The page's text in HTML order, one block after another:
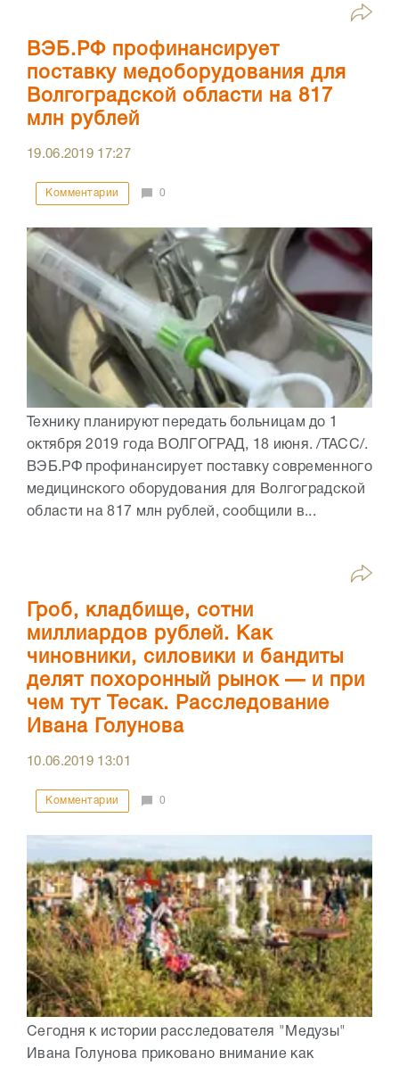
ВЭБ.РФ профинансирует
поставку медоборудования для
Волгоградской области на 817
млн рублей
19.06.2019 17:27
Комментарии 0
Технику планируют передать больницам до 1
октября 2019 года ВОЛГОГРАД, 18 июня. /ТАСС/.
ВЭБ.РФ профинансирует поставку современного
медицинского оборудования для Волгоградской
области на 817 млн рублей, сообщили в...
Гроб, кладбище, сотни
миллиардов рублей. Как
чиновники, силовики и бандиты
делят похоронный рынок — и при
чем тут Тесак. Расследование
Ивана Голунова
10.06.2019 13:01
Комментарии 0
Сегодня к истории расследователя "Медузы"
Ивана Голунова приковано внимание как